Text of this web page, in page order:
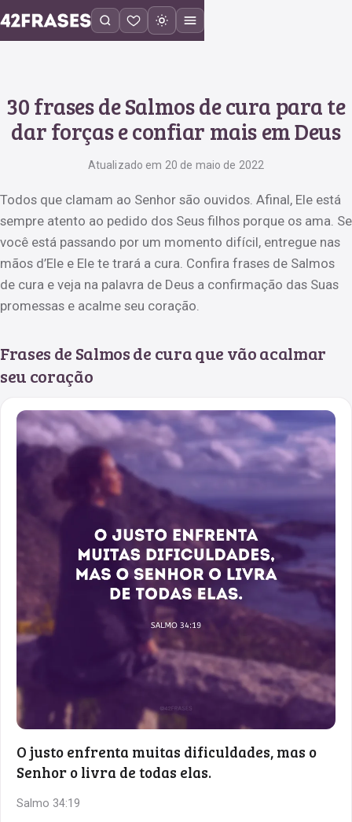
30 frases de Salmos de cura para te
dar forças e confiar mais em Deus
Atualizado em 20 de maio de 2022
Todos que clamam ao Senhor são ouvidos. Afinal, Ele está
sempre atento ao pedido dos Seus filhos porque os ama. Se
você está passando por um momento difícil, entregue nas
mãos d’Ele e Ele te trará a cura. Confira frases de Salmos
de cura e veja na palavra de Deus a confirmação das Suas
promessas e acalme seu coração.
Frases de Salmos de cura que vão acalmar
seu coração
O justo enfrenta muitas dificuldades, mas o
Senhor o livra de todas elas.
Salmo 34:19